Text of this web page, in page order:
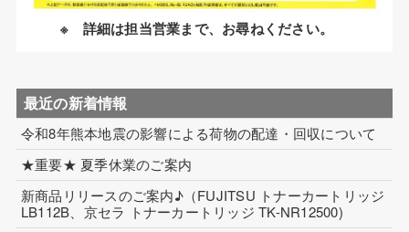
その他
ECマーケティング支援
インテリアワークス事業 内装工事
※ 詳細は担当営業まで、お尋ねください。
最近の新着情報
令和8年熊本地震の影響による荷物の配達・回収について
★重要★ 夏季休業のご案内
新商品リリースのご案内♪（FUJITSU トナーカートリッジ
LB112B、京セラ トナーカートリッジ TK-NR12500)